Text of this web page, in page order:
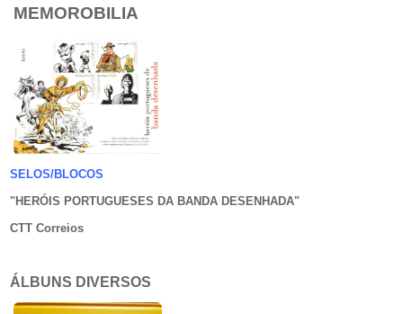
MEMOROBILIA
SELOS/BLOCOS
"HERÓIS PORTUGUESES DA BANDA DESENHADA"
CTT Correios
ÁLBUNS DIVERSOS